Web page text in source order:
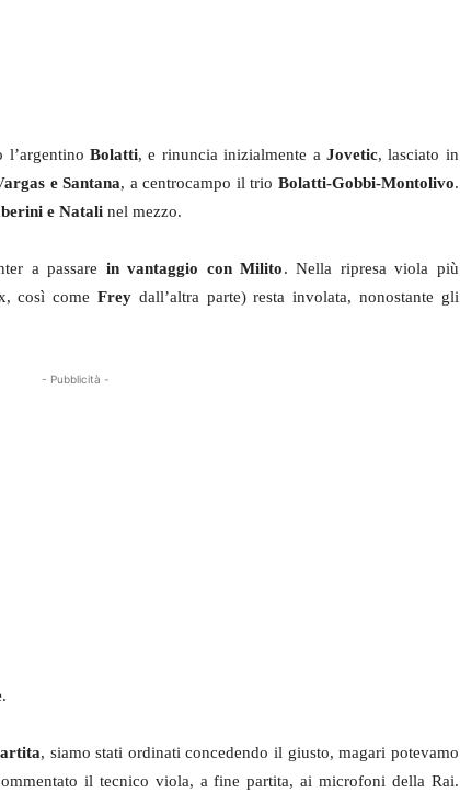
l’argentinoBolatti, e rinuncia inizialmente a Jovetic, lasciato in
e Santana, a centrocampo il trio Bolatti-Gobbi-Montolivo.
e Natali nel mezzo.
a passare in vantaggio con Milito. Nella ripresa viola più
così come Freydall’altra parte) resta involata, nonostante gli
- Pubblicità -
.
, siamo stati ordinati concedendo il giusto, magari potevamo
il tecnico viola, a fine partita, ai microfoni della Rai.